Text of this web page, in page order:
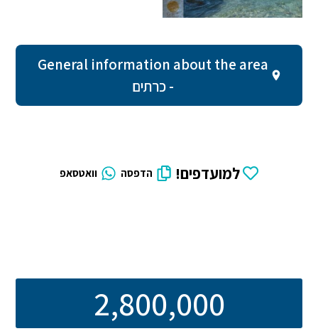
General information about the area
- כרתים
למועדפים! הדפסה וואטסאפ
2,800,000